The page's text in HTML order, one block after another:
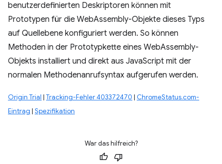
benutzerdefinierten Deskriptoren können mit
Prototypen für die WebAssembly-Objekte dieses Typs
auf Quellebene konfiguriert werden. So können
Methoden in der Prototypkette eines WebAssembly-
Objekts installiert und direkt aus JavaScript mit der
normalen Methodenanrufsyntax aufgerufen werden.
Origin Trial | Tracking-Fehler 403372470 | ChromeStatus.com-
Eintrag | Spezifikation
War das hilfreich?